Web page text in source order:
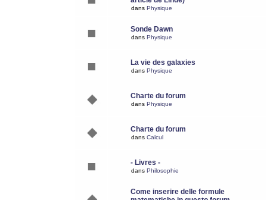
dans Physique
Sonde Dawn
dans Physique
La vie des galaxies
dans Physique
Charte du forum
dans Physique
Charte du forum
dans Calcul
- Livres -
dans Philosophie
Come inserire delle formule